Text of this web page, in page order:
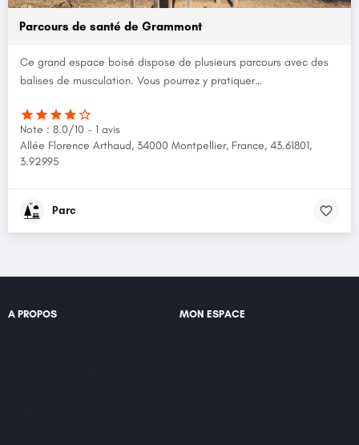
Parcours de santé de Grammont
Ce grand espace boisé dispose de plusieurs parcours avec des
balises de musculation. Vous pourrez y pratiquer…
Note : 8.0/10 - 1 avis
Allée Florence Arthaud, 34000 Montpellier, France, 43.61801,
3.92995
Parc
A PROPOS
MON ESPACE